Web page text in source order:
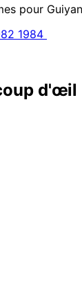
pour
1984
d'œil